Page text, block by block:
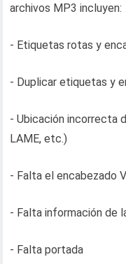
archivos MP3 incluyen:
- Etiquetas rotas y
- Duplicar etiquetas y
- Ubicación incorrecta
LAME, etc.)
- Falta el encabezado
- Falta información de
- Falta portada